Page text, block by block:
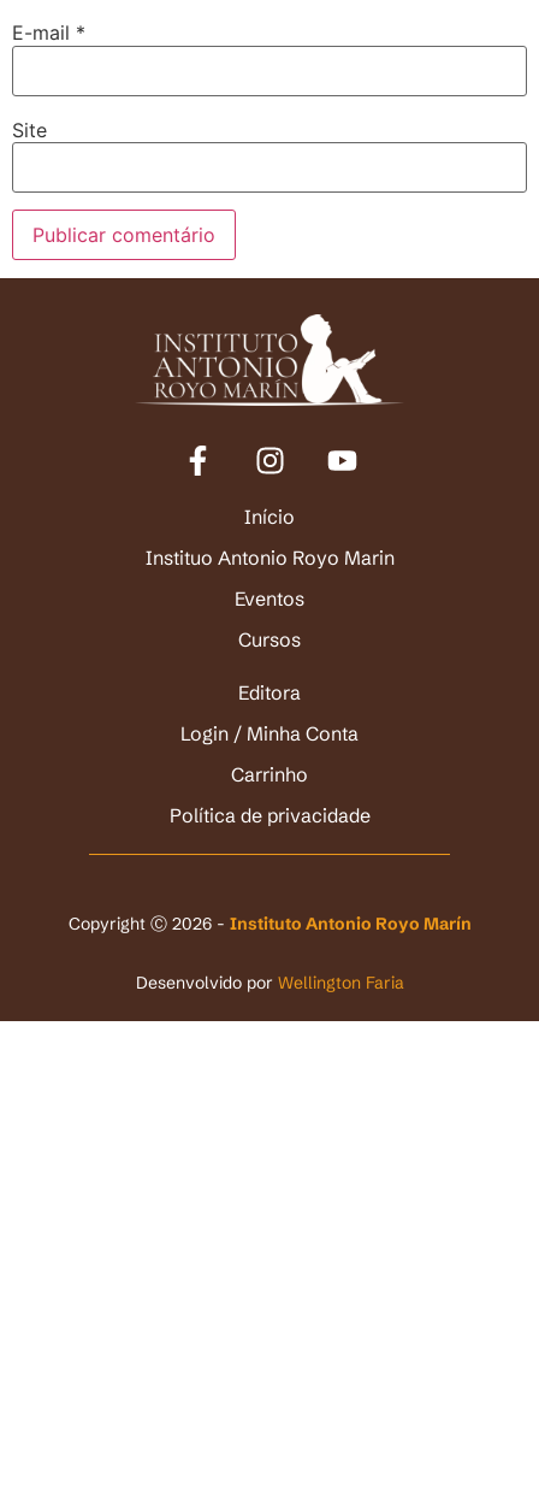
E-mail *
Site
Início
Instituo Antonio Royo Marin
Eventos
Cursos
Editora
Login / Minha Conta
Carrinho
Política de privacidade
Copyright Ⓒ 2026 - Instituto Antonio Royo Marín
Desenvolvido por Wellington Faria